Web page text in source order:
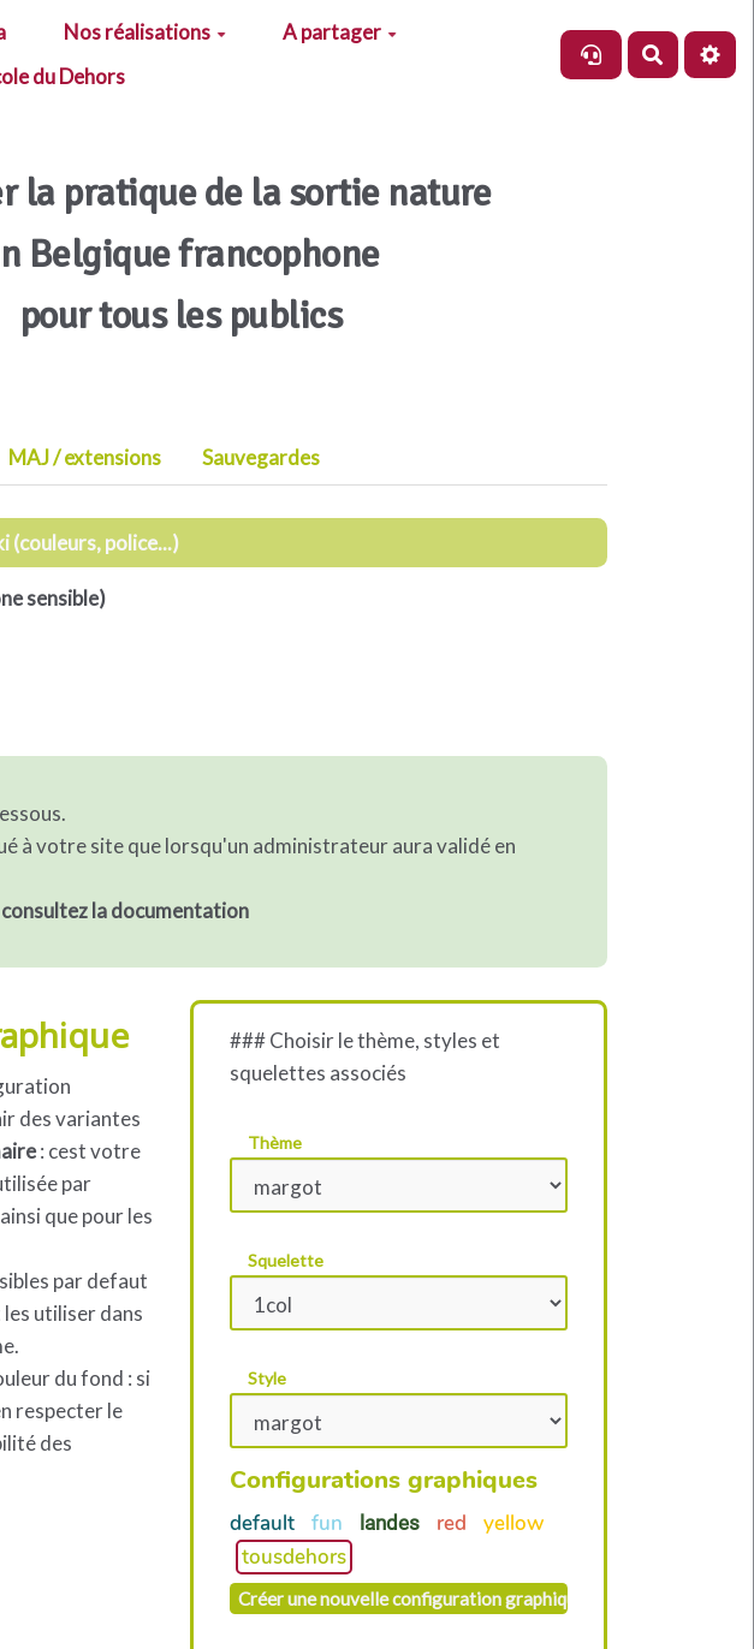
Nos réalisations
A partager
du Dehors
la pratique de la sortie nature
Belgique francophone
pour tous les publics
MAJ / extensions Sauvegardes
(couleurs, police...)
sensible)
à votre site que lorsqu'un administrateur aura validé en
consultez la documentation
des variantes
: cest votre
par
que pour les
par defaut
utiliser dans
du fond : si
respecter le
des
### Choisir le thème, styles et
squelettes associés
Thème
Squelette
Style
Configurations graphiques
default fun landes red
yellow
tousdehors
Créer une nouvelle configuration graphique